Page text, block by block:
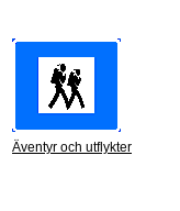
Äventyr och utflykter